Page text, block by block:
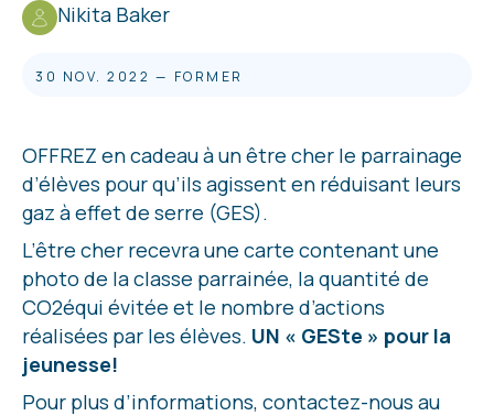
Nikita Baker
30 NOV. 2022 — FORMER
OFFREZ en cadeau à un être cher le parrainage
d’élèves pour qu’ils agissent en réduisant leurs
gaz à effet de serre (GES).
L’être cher recevra une carte contenant une
photo de la classe parrainée, la quantité de
CO2équi évitée et le nombre d’actions
réalisées par les élèves. UN « GESte » pour la
jeunesse!
Pour plus d’informations, contactez-nous au